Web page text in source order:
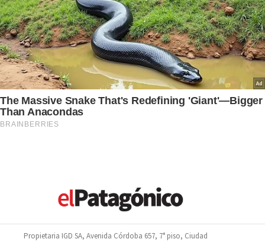
Propietaria IGD SA, Avenida Córdoba 657, 7° piso, Ciudad